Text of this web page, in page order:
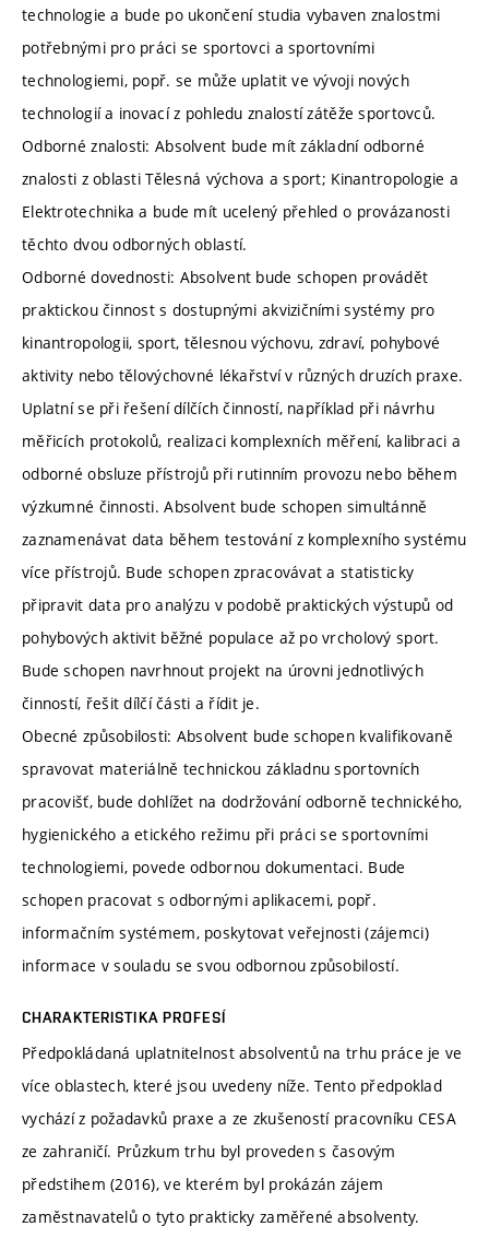
technologie a bude po ukončení studia vybaven znalostmi
potřebnými pro práci se sportovci a sportovními
technologiemi, popř. se může uplatit ve vývoji nových
technologií a inovací z pohledu znalostí zátěže sportovců.
Odborné znalosti: Absolvent bude mít základní odborné
znalosti z oblasti Tělesná výchova a sport; Kinantropologie a
Elektrotechnika a bude mít ucelený přehled o provázanosti
těchto dvou odborných oblastí.
Odborné dovednosti: Absolvent bude schopen provádět
praktickou činnost s dostupnými akvizičními systémy pro
kinantropologii, sport, tělesnou výchovu, zdraví, pohybové
aktivity nebo tělovýchovné lékařství v různých druzích praxe.
Uplatní se při řešení dílčích činností, například při návrhu
měřicích protokolů, realizaci komplexních měření, kalibraci a
odborné obsluze přístrojů při rutinním provozu nebo během
výzkumné činnosti. Absolvent bude schopen simultánně
zaznamenávat data během testování z komplexního systému
více přístrojů. Bude schopen zpracovávat a statisticky
připravit data pro analýzu v podobě praktických výstupů od
pohybových aktivit běžné populace až po vrcholový sport.
Bude schopen navrhnout projekt na úrovni jednotlivých
činností, řešit dílčí části a řídit je.
Obecné způsobilosti: Absolvent bude schopen kvalifikovaně
spravovat materiálně technickou základnu sportovních
pracovišť, bude dohlížet na dodržování odborně technického,
hygienického a etického režimu při práci se sportovními
technologiemi, povede odbornou dokumentaci. Bude
schopen pracovat s odbornými aplikacemi, popř.
informačním systémem, poskytovat veřejnosti (zájemci)
informace v souladu se svou odbornou způsobilostí.
CHARAKTERISTIKA PROFESÍ
Předpokládaná uplatnitelnost absolventů na trhu práce je ve
více oblastech, které jsou uvedeny níže. Tento předpoklad
vychází z požadavků praxe a ze zkušeností pracovníku CESA
ze zahraničí. Průzkum trhu byl proveden s časovým
předstihem (2016), ve kterém byl prokázán zájem
zaměstnavatelů o tyto prakticky zaměřené absolventy.